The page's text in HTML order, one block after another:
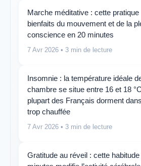
Marche méditative : cette
bienfaits du mouvement et de la
conscience en 20 minutes
7 Avr 2026 • 3 min de lecture
Insomnie : la température idéale
chambre se situe entre 16 et 18
plupart des Français dorment
trop chauffée
7 Avr 2026 • 3 min de lecture
Gratitude au réveil : cette habitude